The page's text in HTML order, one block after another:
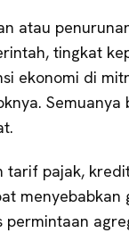
atau
tingkat
ekonomi di
tarif pajak,
menyebabkan